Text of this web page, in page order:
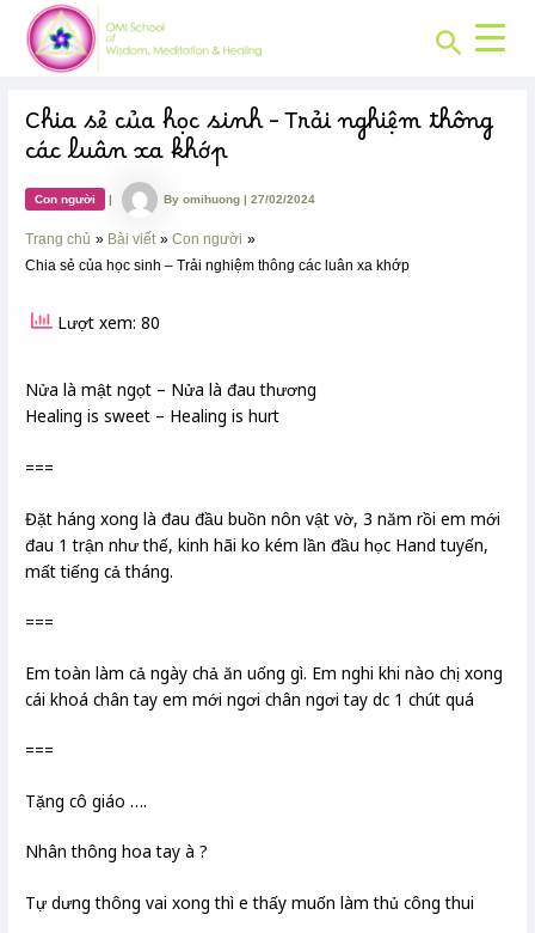
content
Search
Chia sẻ của học sinh – Trải nghiệm thông
các luân xa khớp
Con người | Byomihuong|27/02/2024
Trang chủ Bài viết
Con người
Chia sẻ của học sinh – Trải nghiệm thông các luân xa khớp
Lượt xem: 80
Nửa là mật ngọt – Nửa là đau thương
Healing is sweet – Healing is hurt
===
Đặt háng xong là đau đầu buồn nôn vật vờ, 3 năm rồi em mới
đau 1 trận như thế, kinh hãi ko kém lần đầu học Hand tuyến,
mất tiếng cả tháng.
===
Em toàn làm cả ngày chả ăn uống gì. Em nghi khi nào chị xong
cái khoá chân tay em mới ngơi chân ngơi tay dc 1 chút quá
===
Tặng cô giáo ….
Nhân thông hoa tay à ?
Tự dưng thông vai xong thì e thấy muốn làm thủ công thui
Post
navigation
CHUYÊN
MỤC: